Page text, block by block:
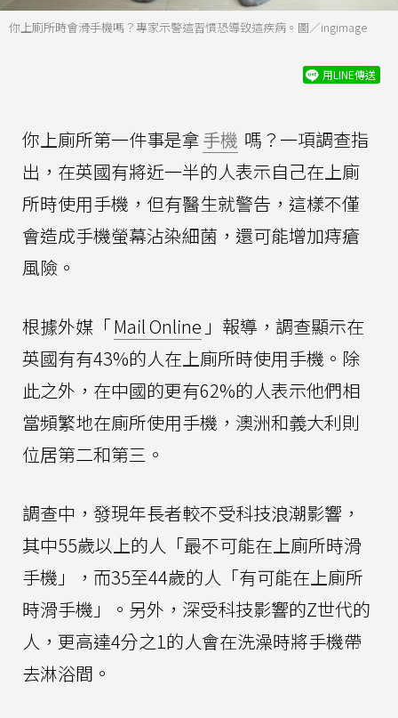
你上廁所時會滑手機嗎？專家示警這習慣恐導致這疾病。圖／ingimage
用LINE傳送
你上廁所第一件事是拿手機 嗎？一項調查指
出，在英國有將近一半的人表示自己在上廁
所時使用手機，但有醫生就警告，這樣不僅
會造成手機螢幕沾染細菌，還可能增加痔瘡
風險。
根據外媒「Mail Online 」報導，調查顯示在
英國有有43%的人在上廁所時使用手機。除
此之外，在中國的更有62%的人表示他們相
當頻繁地在廁所使用手機，澳洲和義大利則
位居第二和第三。
調查中，發現年長者較不受科技浪潮影響，
其中55歲以上的人「最不可能在上廁所時滑
手機」，而35至44歲的人「有可能在上廁所
時滑手機」。另外，深受科技影響的Z世代的
人，更高達4分之1的人會在洗澡時將手機帶
去淋浴間。